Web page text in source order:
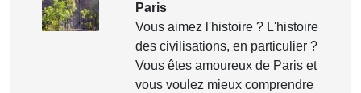
Paris
Vous aimez l'histoire ? L'histoire
des civilisations, en particulier ?
Vous êtes amoureux de Paris et
vous voulez mieux comprendre